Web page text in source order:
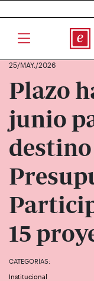
25/MAY./2026
Plazo
junio
15
CATEGORÍAS:
Institucional
Dos alumnas